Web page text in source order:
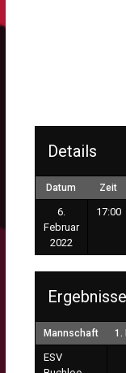
Details
Datum Zeit
6.
Februar
2022
17:00
Ergebnisse
Mannschaft 1.
ESV